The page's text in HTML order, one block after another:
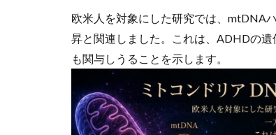
欧米人を対象にした研究では、mtDNA
昇と関連しました。これは、ADHDの
も関与しうることを示します。